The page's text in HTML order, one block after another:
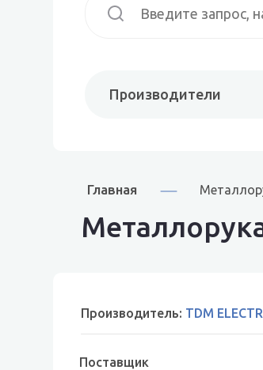
Производители
Главная
Производитель: TDM
Поставщик